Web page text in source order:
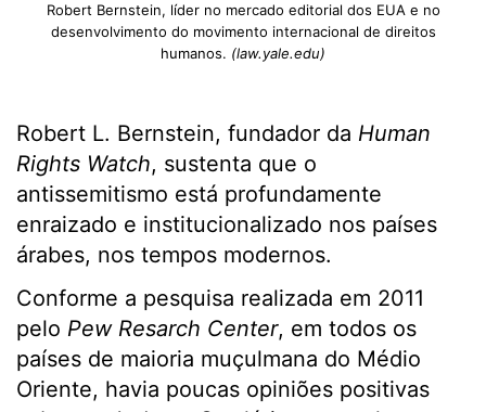
Robert Bernstein, líder no mercado editorial dos EUA e no
desenvolvimento do movimento internacional de direitos
humanos. (law.yale.edu)
Robert L. Bernstein, fundador da Human
Rights Watch, sustenta que o
antissemitismo está profundamente
enraizado e institucionalizado nos países
árabes, nos tempos modernos.
Conforme a pesquisa realizada em 2011
pelo Pew Resarch Center, em todos os
países de maioria muçulmana do Médio
Oriente, havia poucas opiniões positivas